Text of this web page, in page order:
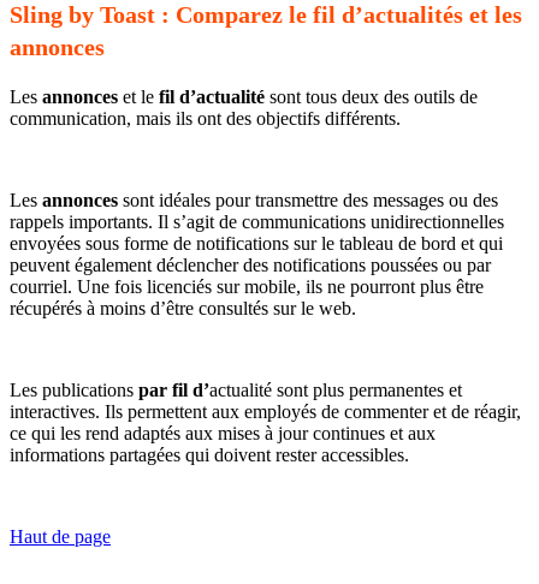
Sling by Toast : Comparez le fil d’actualités et les
annonces
Les annonces et le fil d’actualité sont tous deux des outils de
communication, mais ils ont des objectifs différents.
Les annonces sont idéales pour transmettre des messages ou des
rappels importants. Il s’agit de communications unidirectionnelles
envoyées sous forme de notifications sur le tableau de bord et qui
peuvent également déclencher des notifications poussées ou par
courriel. Une fois licenciés sur mobile, ils ne pourront plus être
récupérés à moins d’être consultés sur le web.
Les publications par fil d’actualité sont plus permanentes et
interactives. Ils permettent aux employés de commenter et de réagir,
ce qui les rend adaptés aux mises à jour continues et aux
informations partagées qui doivent rester accessibles.
Haut de page